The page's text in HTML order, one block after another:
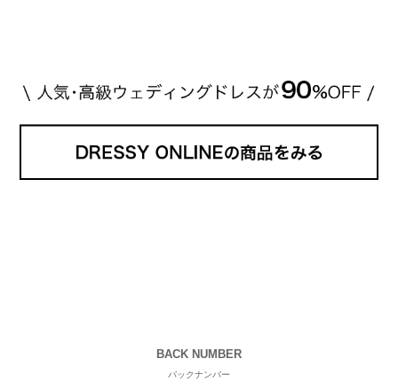
BACK NUMBER
バックナンバー